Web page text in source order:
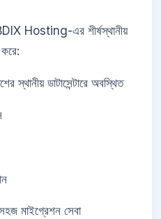
Hosting-এর শীর্ষস্থানীয়
স্থানীয় ডাটাসেন্টারে অবস্থিত
মাইগ্রেশন সেবা